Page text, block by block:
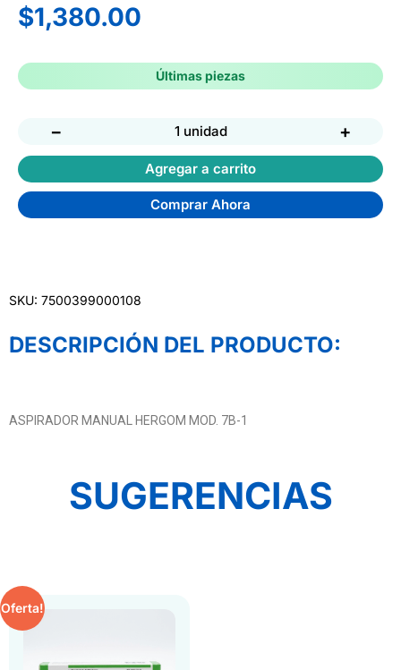
$1,380.00
Últimas piezas
− 1 unidad +
Agregar a carrito
Comprar Ahora
SKU: 7500399000108
DESCRIPCIÓN DEL PRODUCTO:
ASPIRADOR MANUAL HERGOM MOD. 7B-1
SUGERENCIAS
Oferta!